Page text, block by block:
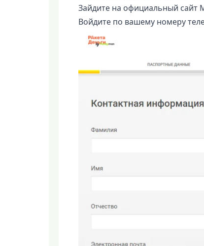
Зайдите на официальный сайт
Войдите по вашему номеру